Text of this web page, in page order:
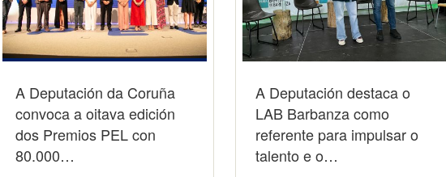
A Deputación da Coruña
convoca a oitava edición
dos Premios PEL con
80.000…
A Deputación destaca o
LAB Barbanza como
referente para impulsar o
talento e o…